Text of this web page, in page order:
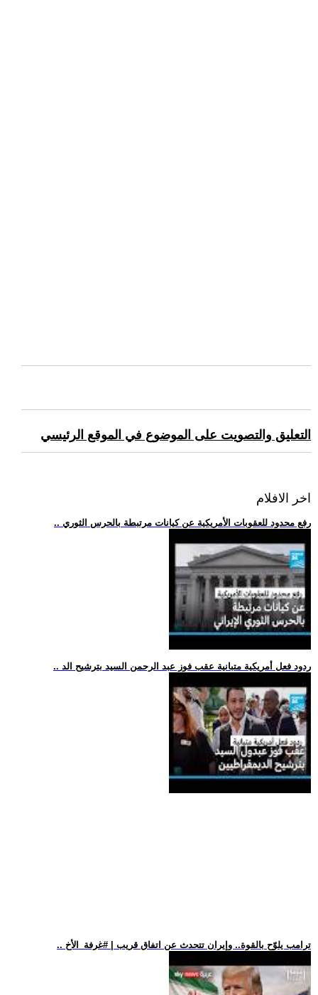
التعليق والتصويت على الموضوع في الموقع الرئيسي
اخر الافلام
.. رفع محدود للعقوبات الأمريكية عن كيانات مرتبطة بالحرس الثوري
.. ردود فعل أمريكية متبانية عقب فوز عبد الرحمن السيد بترشيح الد
.. ترامب يلوّح بالقوة.. وإيران تتحدث عن اتفاق قريب | #غرفة_الأخ